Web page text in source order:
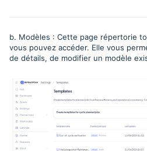
b. Modèles : Cette page répertorie
vous pouvez accéder. Elle vous
de détails, de modifier un modèle